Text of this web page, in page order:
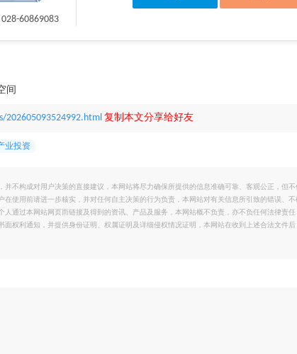
60869083
间
复制本文分享给好友
业投资
并不构成对用户决策的直接建议，本网站将尽力确保所提供的信息准确可靠、客观公正，但
在使用前请进一步核实，并对任何自主决策的行为负责，本网站对有关信息所引致的错误、
人通过本网站网页而链接及得到的资讯、产品及服务，本网站概不负责，亦不负任何法律责
面权利通知，并提供身份证明、权属证明及详细侵权情况证明，本网站在收到上述合法文件